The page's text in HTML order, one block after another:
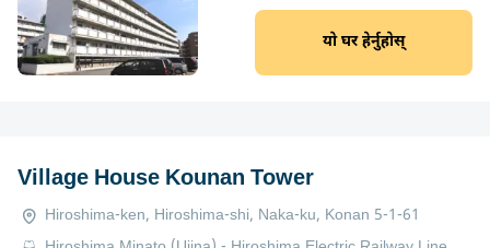
यो घर हेर्नुहोस्
Village House Kounan Tower
Hiroshima-ken, Hiroshima-shi, Naka-ku, Konan 5-1-61